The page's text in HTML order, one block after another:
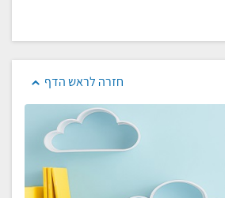
חזרה לראש הדף